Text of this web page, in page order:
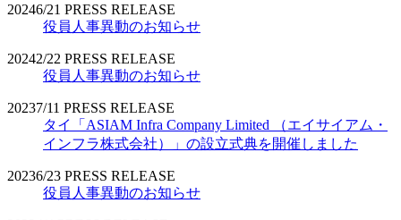
20246/21 PRESS RELEASE
役員人事異動のお知らせ
20242/22 PRESS RELEASE
役員人事異動のお知らせ
20237/11 PRESS RELEASE
タイ「ASIAM Infra Company Limited （エイサイアム・
インフラ株式会社）」の設立式典を開催しました
20236/23 PRESS RELEASE
役員人事異動のお知らせ